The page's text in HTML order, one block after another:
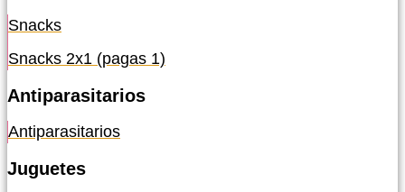
Snacks
Snacks 2x1 (pagas 1)
Antiparasitarios
Antiparasitarios
Juguetes